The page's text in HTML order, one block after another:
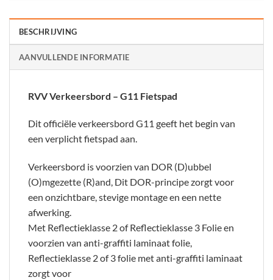
BESCHRIJVING
AANVULLENDE INFORMATIE
RVV Verkeersbord – G11 Fietspad
Dit officiële verkeersbord G11 geeft het begin van
een verplicht fietspad aan.
Verkeersbord is voorzien van DOR (D)ubbel
(O)mgezette (R)and, Dit DOR-principe zorgt voor
een onzichtbare, stevige montage en een nette
afwerking.
Met Reflectieklasse 2 of Reflectieklasse 3 Folie en
voorzien van anti-graffiti laminaat folie,
Reflectieklasse 2 of 3 folie met anti-graffiti laminaat
zorgt voor